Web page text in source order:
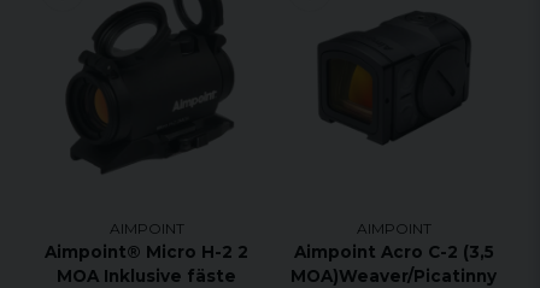
AIMPOINT
Aimpoint® Micro H-2 2
MOA Inklusive fäste
AIMPOINT
Aimpoint Acro C-2 (3,5
MOA)Weaver/Picatinny